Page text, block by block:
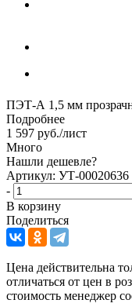
ПЭТ-А 1,5 мм
Подробнее
1 597 руб./лист
Много
Нашли дешевле?
Артикул: УТ-00020636
-
В корзину
Поделиться
Цена действительна
отличаться от цен в
стоимость менеджер